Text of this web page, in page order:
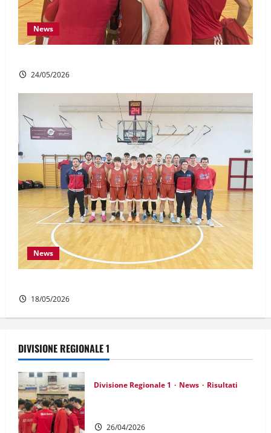
News
24/05/2026
News
18/05/2026
DIVISIONE REGIONALE 1
Divisione Regionale 1 News Risultati
26/04/2026